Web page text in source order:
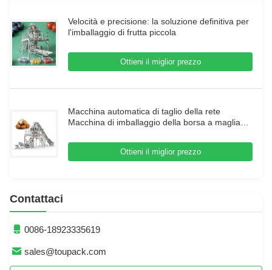
Velocità e precisione: la soluzione definitiva per
l'imballaggio di frutta piccola
Ottieni il miglior prezzo
Macchina automatica di taglio della rete
Macchina di imballaggio della borsa a maglia
Kiwi Pomodori e prodotti freschi
Ottieni il miglior prezzo
Contattaci
0086-18923335619
sales@toupack.com